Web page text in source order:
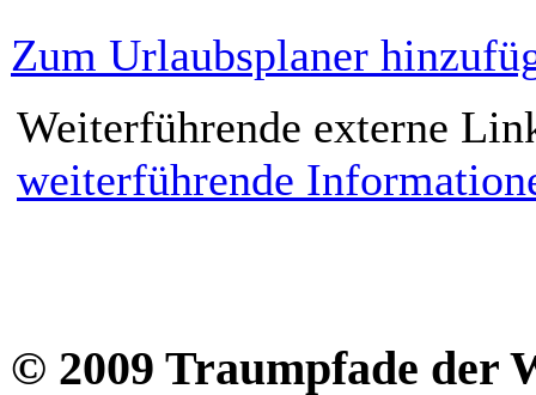
Zum Urlaubsplaner
weiterführende